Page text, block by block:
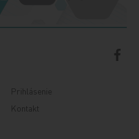
Prihlásenie
Kontakt